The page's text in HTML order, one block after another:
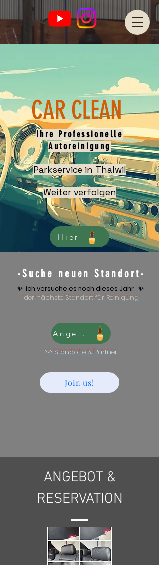
CAR CLEAN
Ihre Professionelle
Autoreinigung
Parkservice in Thalwil
Weiter verfolgen​
Hier
-Suche neuen Standort-
✨ ich versuche es noch dieses Jahr ✨
der nächste Standort für Reinigung
>>> Standorte & Partner
Angebot
Join us!
ANGEBOT &
RESERVATION